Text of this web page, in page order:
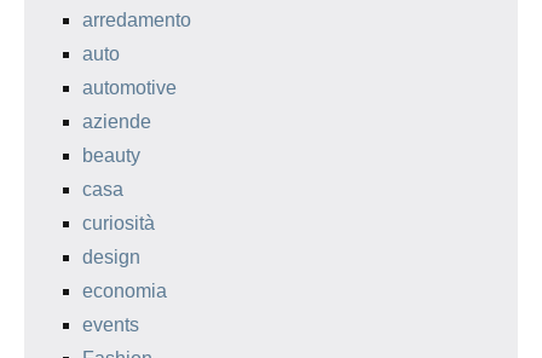
arredamento
auto
automotive
aziende
beauty
casa
curiosità
design
economia
events